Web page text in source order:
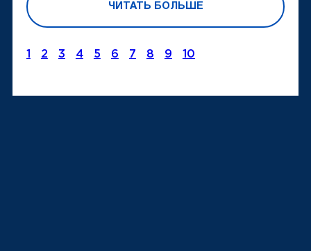
ЧИТАТЬ БОЛЬШЕ
1 2 3 4 5 6 7 8 9 10